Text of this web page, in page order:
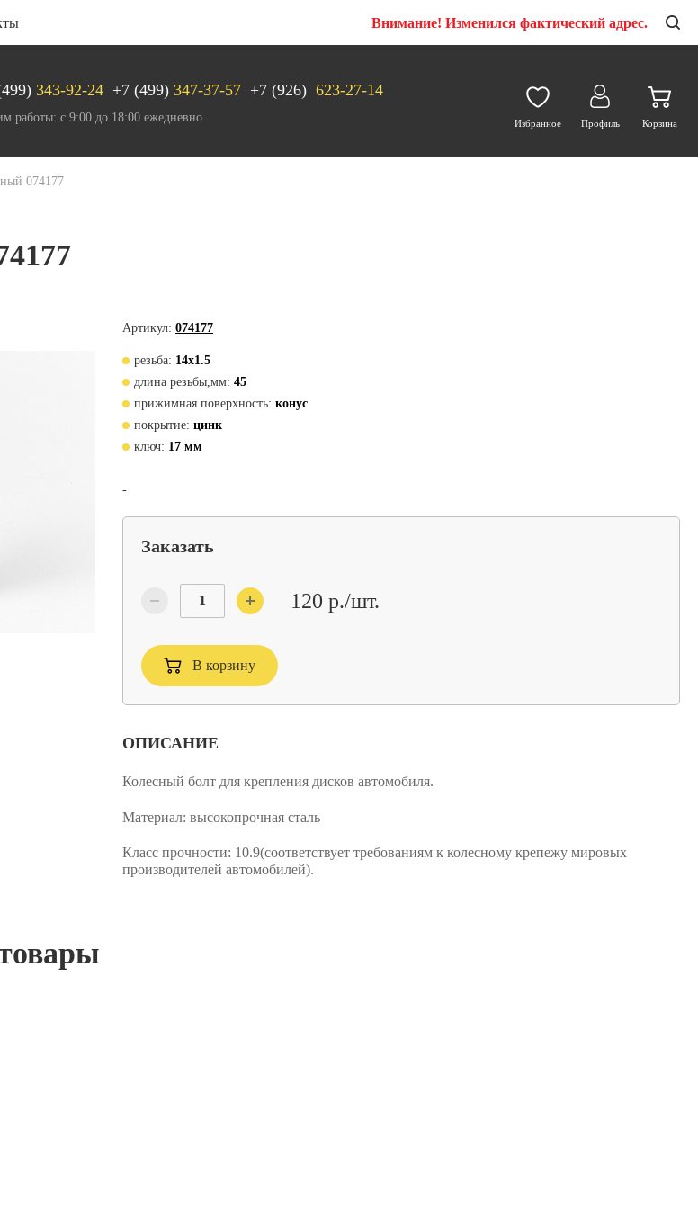
Внимание! Изменился фактический адрес.
343-92-24 +7 (499) 347-37-57 +7 (926) 623-27-14
работы: с 9:00 до 18:00 ежедневно Избранное Профиль Корзина
074177
Артикул: 074177
резьба: 14х1.5
длина резьбы,мм: 45
прижимная поверхность: конус
покрытие: цинк
ключ: 17 мм
-
Заказать
120 р./шт.
В корзину
ОПИСАНИЕ
Колесный болт для крепления дисков автомобиля.
Материал: высокопрочная сталь
Класс прочности: 10.9(соответствует требованиям к колесному крепежу мировых
производителей автомобилей).